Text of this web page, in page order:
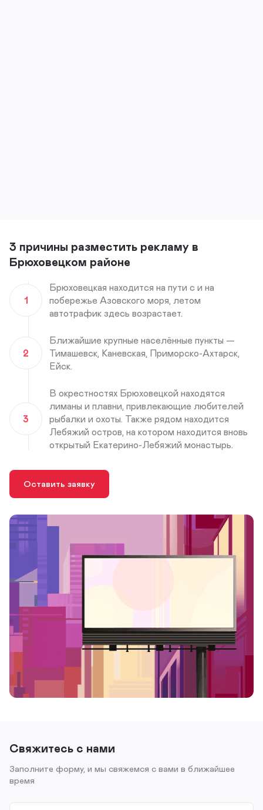
3 причины разместить рекламу в
Брюховецком районе
1
Брюховецкая находится на пути с и на
побережье Азовского моря, летом
автотрафик здесь возрастает.
2
Ближайшие крупные населённые пункты —
Тимашевск, Каневская, Приморско-Ахтарск,
Ейск.
3
В окрестностях Брюховецкой находятся
лиманы и плавни, привлекающие любителей
рыбалки и охоты. Также рядом находится
Лебяжий остров, на котором находится вновь
открытый Екатерино-Лебяжий монастырь.
Оставить заявку
Свяжитесь с нами
Заполните форму, и мы свяжемся с вами в ближайшее
время